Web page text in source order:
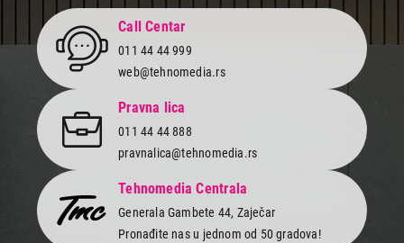
Call Centar
011 44 44 999
web@tehnomedia.rs
Pravna lica
011 44 44 888
pravnalica@tehnomedia.rs
Tehnomedia Centrala
Generala Gambete 44, Zaječar
Pronađite nas u jednom od 50 gradova!